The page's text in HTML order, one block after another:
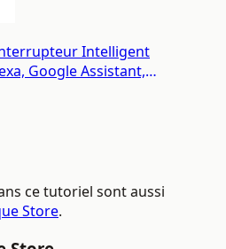
Intelligent
Google Assistant,
Mesure, Commande Vocale
ce tutoriel sont aussi
Store.